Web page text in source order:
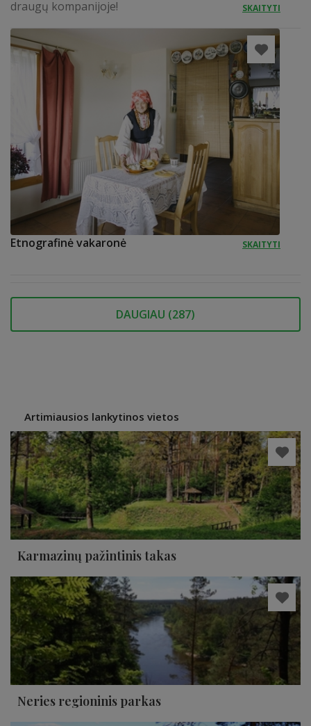
draugų kompanijoje! SKAITYTI
Etnografinė vakaronė SKAITYTI
DAUGIAU (287)
Artimiausios lankytinos vietos
Karmazinų pažintinis takas
Neries regioninis parkas